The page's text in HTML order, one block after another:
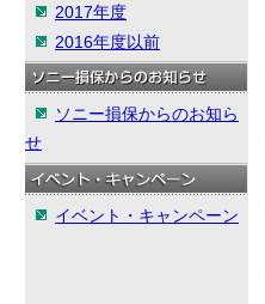
2017年度
2016年度以前
ソニー損保からのお知ら
せ
イベント・キャンペーン